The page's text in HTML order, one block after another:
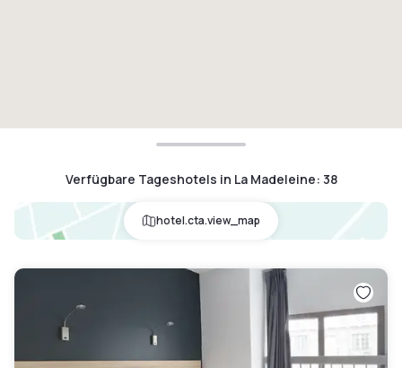
Verfügbare Tageshotels in La Madeleine: 38
hotel.cta.view_map